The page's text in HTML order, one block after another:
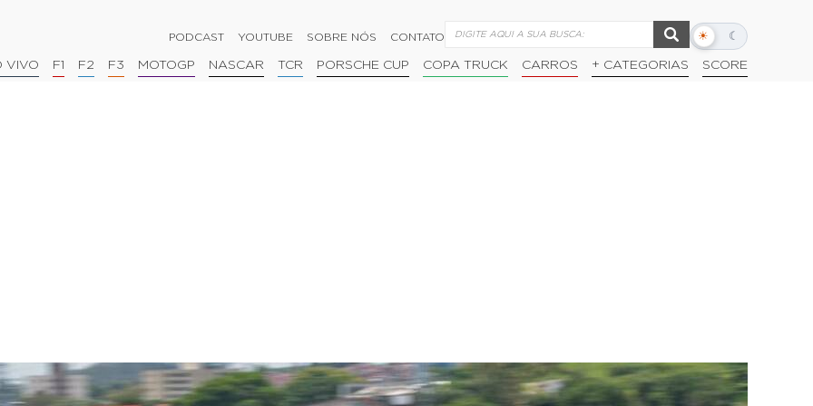
PODCAST YOUTUBE SOBRE NÓS CONTATO ☀ ☾
Alternar
escuro
VIVO F1 F2 F3 MOTOGP NASCAR TCR PORSCHE CUP COPA TRUCK CARROS + CATEGORIAS SCORE